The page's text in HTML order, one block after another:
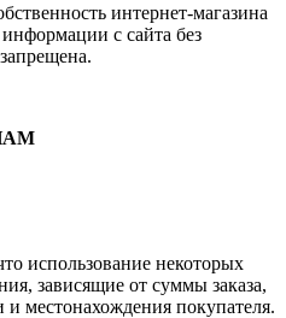
интернет-магазина
с сайта без
использование некоторых
зависящие от суммы заказа,
и местонахождения покупателя.